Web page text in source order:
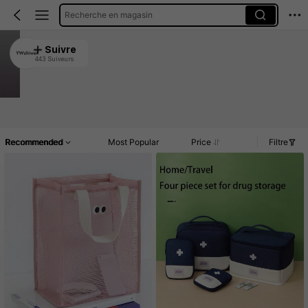
Recherche en magasin
YWzhiwei
4.89
Suivre
443 Suiveurs
Recommended Most Popular Price Filtre